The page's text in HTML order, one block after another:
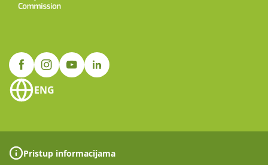
ENG
Pristup informacijama